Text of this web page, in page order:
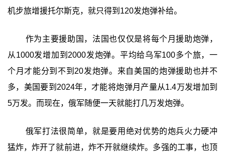
机步旅增援托尔斯克，就只得到120发炮弹补给。
作为主要援助国，法国也仅仅是将每个月援助炮弹，
从1000发增加到2000发炮弹。平均给乌军100多个旅，一
个月才能分到不到20发炮弹。来自美国的炮弹援助也并不
多，美国要到2024年，才能将炮弹月产量从1.4万发增加到
5万发。而现在，俄军随便一天就能打几万发炮弹。
俄军打法很简单，就是要用绝对优势的炮兵火力硬冲
猛炸，炸开了就前进，炸不开就继续炸。多强的工事，也顶